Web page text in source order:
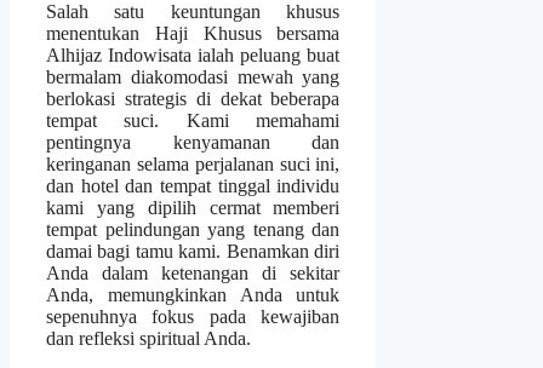
Salah satu keuntungan khusus
menentukan Haji Khusus bersama
Alhijaz Indowisata ialah peluang buat
bermalam diakomodasi mewah yang
berlokasi strategis di dekat beberapa
tempat suci. Kami memahami
pentingnya kenyamanan dan
keringanan selama perjalanan suci ini,
dan hotel dan tempat tinggal individu
kami yang dipilih cermat memberi
tempat pelindungan yang tenang dan
damai bagi tamu kami. Benamkan diri
Anda dalam ketenangan di sekitar
Anda, memungkinkan Anda untuk
sepenuhnya fokus pada kewajiban
dan refleksi spiritual Anda.